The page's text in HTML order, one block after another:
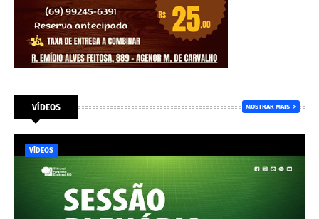
VÍDEOS MOSTRAR MAIS
VÍDEOS